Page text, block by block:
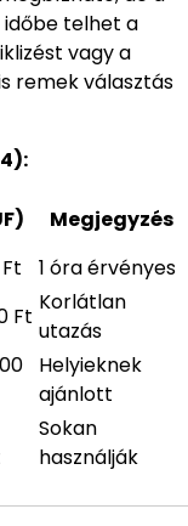
telhet a
vagy a
remek választás
Megjegyzés
1 óra érvényes
Ft
Korlátlan
utazás
Helyieknek
ajánlott
Sokan
használják